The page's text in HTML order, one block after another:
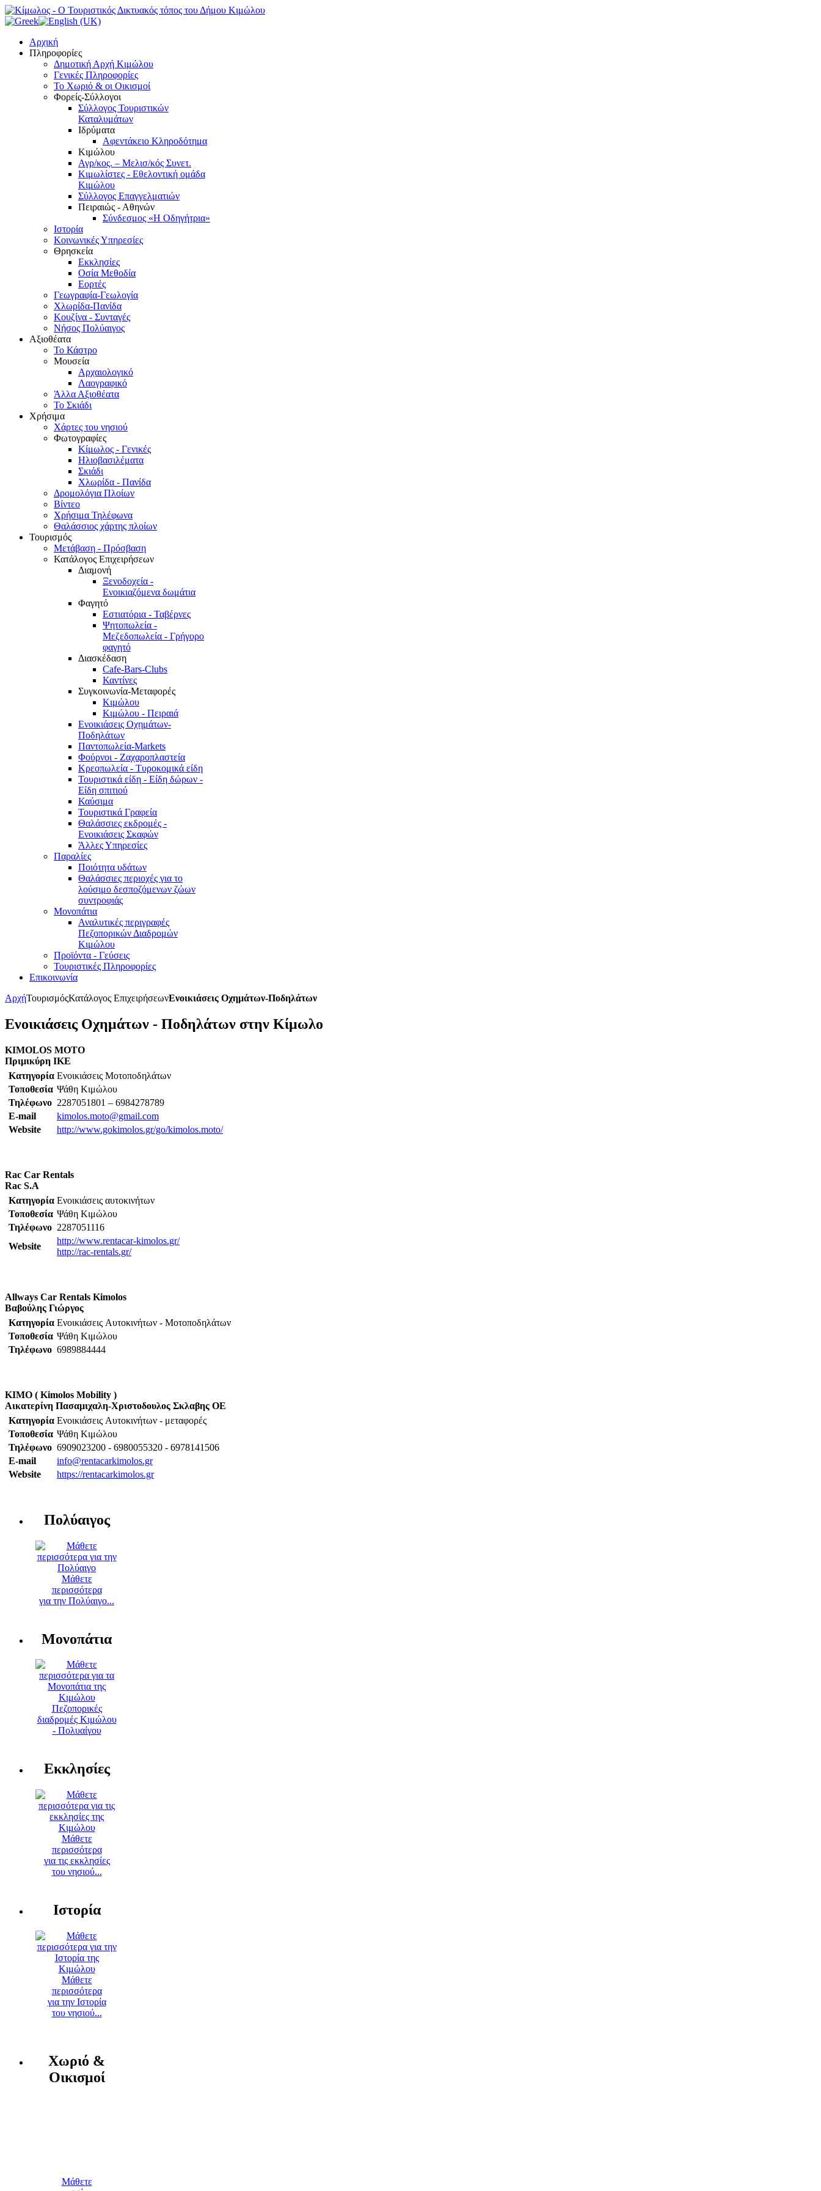
Αρχική
Πληροφορίες
Δημοτική Αρχή Κιμώλου
Γενικές Πληροφορίες
Το Xωριό & οι Οικισμοί
Φορείς-Σύλλογοι
Σύλλογος Τουριστικών
Καταλυμάτων
Ιδρύματα
Αφεντάκειο Κληροδότημα
Κιμώλου
Αγρ/κος. – Μελισ/κός Συνετ.
Κιμωλίστες - Εθελοντική ομάδα
Κιμώλου
Σύλλογος Επαγγελματιών
Πειραιώς - Αθηνών
Σύνδεσμος «Η Οδηγήτρια»
Ιστορία
Κοινωνικές Υπηρεσίες
Θρησκεία
Εκκλησίες
Οσία Μεθοδία
Εορτές
Γεωγραφία-Γεωλογία
Χλωρίδα-Πανίδα
Κουζίνα - Συνταγές
Νήσος Πολύαιγος
Αξιοθέατα
Το Κάστρο
Μουσεία
Αρχαιολογικό
Λαογραφικό
Άλλα Αξιοθέατα
Το Σκιάδι
Χρήσιμα
Χάρτες του νησιού
Φωτογραφίες
Κίμωλος - Γενικές
Ηλιοβασιλέματα
Σκιάδι
Χλωρίδα - Πανίδα
Δρομολόγια Πλοίων
Βίντεο
Χρήσιμα Τηλέφωνα
Θαλάσσιος χάρτης πλοίων
Τουρισμός
Μετάβαση - Πρόσβαση
Κατάλογος Επιχειρήσεων
Διαμονή
Ξενοδοχεία -
Ενοικιαζόμενα δωμάτια
Φαγητό
Εστιατόρια - Ταβέρνες
Ψητοπωλεία -
Μεζεδοπωλεία - Γρήγορο
φαγητό
Διασκέδαση
Cafe-Bars-Clubs
Καντίνες
Συγκοινωνία-Μεταφορές
Κιμώλου
Κιμώλου - Πειραιά
Ενοικιάσεις Οχημάτων-
Ποδηλάτων
Παντοπωλεία-Markets
Φούρνοι - Ζαχαροπλαστεία
Κρεοπωλεία - Τυροκομικά είδη
Τουριστικά είδη - Είδη δώρων -
Είδη σπιτιού
Καύσιμα
Τουριστικά Γραφεία
Θαλάσσιες εκδρομές -
Ενοικιάσεις Σκαφών
Άλλες Υπηρεσίες
Παραλίες
Ποιότητα υδάτων
Θαλάσσιες περιοχές για το
λούσιμο δεσποζόμενων ζώων
συντροφιάς
Μονοπάτια
Αναλυτικές περιγραφές
Πεζοπορικών Διαδρομών
Κιμώλου
Προϊόντα - Γεύσεις
Τουριστικές Πληροφορίες
Επικοινωνία
ΑρχήΤουρισμόςΚατάλογος ΕπιχειρήσεωνΕνοικιάσεις Οχημάτων-Ποδηλάτων
Ενοικιάσεις Οχημάτων - Ποδηλάτων στην Κίμωλο
KIMOLOS MOTO
Πριμικύρη ΙΚΕ
Κατηγορία Ενοικιάσεις Μοτοποδηλάτων
Τοποθεσία Ψάθη Κιμώλου
Τηλέφωνο 2287051801 – 6984278789
E-mail
kimolos.moto@gmail.com
Website
http://www.gokimolos.gr/go/kimolos.moto/
Rac Car Rentals
Rac S.A
Κατηγορία Ενοικιάσεις αυτοκινήτων
Τοποθεσία Ψάθη Κιμώλου
Τηλέφωνο 2287051116
Website
http://www.rentacar-kimolos.gr/
http://rac-rentals.gr/
Allways Car Rentals Kimolos
Βαβούλης Γιώργος
Κατηγορία Ενοικιάσεις Aυτοκινήτων - Μοτοποδηλάτων
Τοποθεσία Ψάθη Κιμώλου
Τηλέφωνο 6989884444
KIMO ( Kimolos Mobility )
Αικατερίνη Πασαμιχαλη-Χριστοδουλος Σκλαβης ΟΕ
Κατηγορία Ενοικιάσεις Aυτοκινήτων - μεταφορές
Τοποθεσία Ψάθη Κιμώλου
Τηλέφωνο 6909023200 - 6980055320 - 6978141506
E-mail
info@rentacarkimolos.gr
Website
https://rentacarkimolos.gr
Πολύαιγος
Μάθετε
περισσότερα
για την Πολύαιγο...
Μονοπάτια
Πεζοπορικές
διαδρομές Κιμώλου
- Πολυαίγου
Εκκλησίες
Μάθετε
περισσότερα
για τις εκκλησίες
του νησιού...
Ιστορία
Μάθετε
περισσότερα
για την Ιστορία
του νησιού...
Χωριό &
Οικισμοί
Μάθετε